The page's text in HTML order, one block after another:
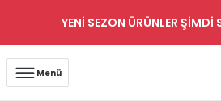
YENİ SEZON ÜRÜNLER ŞİMDİ
Menü